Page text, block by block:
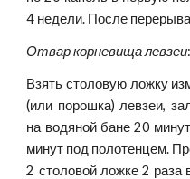
4 недели. После
Отвар корневища левзеи:
Взять столовую ложку
(или порошка) левзеи,
на водяной бане 20
минут под полотенцем.
2 столовой ложке 2 раза